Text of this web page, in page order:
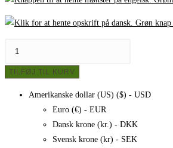
størrelsesskema
TILFØJ TIL KURV
Amerikanske dollar (US) ($) - USD
Euro (€) - EUR
Dansk krone (kr.) - DKK
Svensk krone (kr) - SEK